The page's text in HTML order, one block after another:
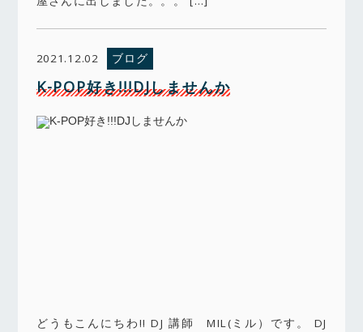
2021.12.02 ブログ
K-POP好き!!!DJしませんか
どうもこんにちわ!! DJ 講師 MIL(ミル）です。 DJ